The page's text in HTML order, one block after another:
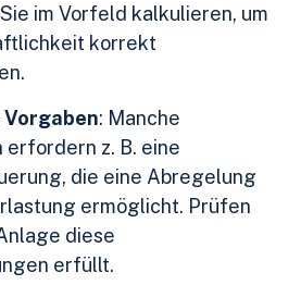
im Vorfeld kalkulieren, um
korrekt
: Manche
erfordern z. B. eine
die eine Abregelung
ermöglicht. Prüfen
diese
erfüllt.